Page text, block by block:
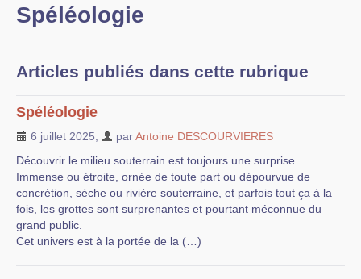
Programme
Documents
Nouvelles brèves
Sorties
Spéléologie
Articles publiés dans cette rubrique
Spéléologie
6 juillet 2025 parAntoine DESCOURVIERES
Découvrir le milieu souterrain est toujours une surprise.
Immense ou étroite, ornée de toute part ou dépourvue de
concrétion, sèche ou rivière souterraine, et parfois tout ça à la
fois, les grottes sont surprenantes et pourtant méconnue du
grand public.
Cet univers est à la portée de la (…)